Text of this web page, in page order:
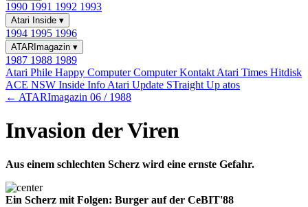
1990 1991 1992 1993
Atari Inside ▾
1994 1995 1996
ATARImagazin ▾
1987 1988 1989
Atari Phile Happy ComputerComputer Kontakt Atari Times Hitdisk
ACE NSW Inside Info Atari Update STraight Up atos
← ATARImagazin 06 / 1988
Invasion der Viren
Aus einem schlechten Scherz wird eine ernste Gefahr.
Ein Scherz mit Folgen: Burger auf der CeBIT'88